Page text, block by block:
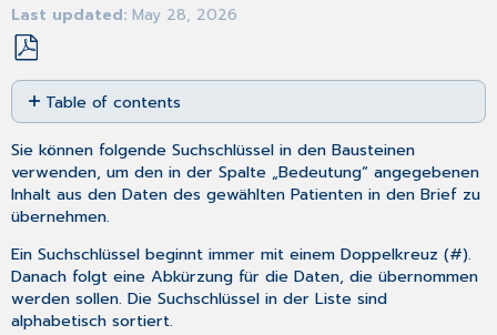
Last updated May 28, 2026
Save
as
PDF
Table of contents
No
headers
Sie können folgende Suchschlüssel in denBausteinen
verwenden, um den in der Spalte „Bedeutung“ angegebenen
Inhalt aus den Daten des gewählten Patienten in den Brief zu
übernehmen.
Ein Suchschlüssel beginnt immer mit einem Doppelkreuz (#).
Danach folgt eine Abkürzung für die Daten, die übernommen
werden sollen. Die Suchschlüssel in der Liste sind
alphabetisch sortiert.